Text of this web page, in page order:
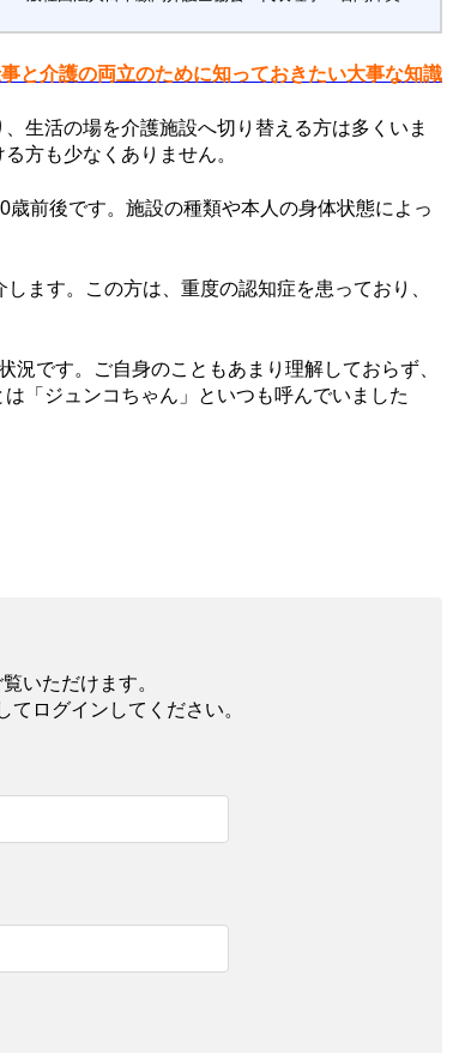
と介護の両立のために知っておきたい大事な知識
生活の場を介護施設へ切り替える方は多くいま
方も少なくありません。
前後です。施設の種類や本人の身体状態によっ
ます。この方は、重度の認知症を患っており、
です。ご自身のこともあまり理解しておらず、
「ジュンコちゃん」といつも呼んでいました
いただけます。
ログインしてください。